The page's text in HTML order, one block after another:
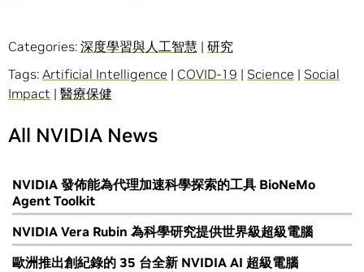
Categories: 深度學習與人工智慧 | 研究
Tags: Artificial Intelligence | COVID-19 | Science | Social
Impact | 醫療保健
All NVIDIA News
NVIDIA 發佈能為代理加速科學探索的工具 BioNeMo
Agent Toolkit
NVIDIA Vera Rubin 為科學研究提供世界級超級電腦
歐洲推出創紀錄的 35 台全新 NVIDIA AI 超級電腦